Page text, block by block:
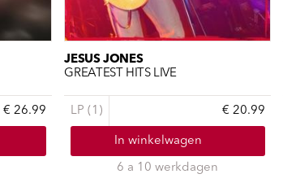
Plato 50 jaar Sale
€ 26.99
JESUS JONES
GREATEST HITS LIVE
LP (1) € 20.99
In winkelwagen
6 a 10 werkdagen